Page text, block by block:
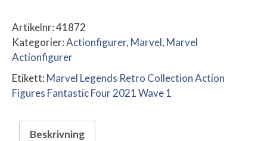
Artikelnr:41872
Kategorier:Actionfigurer, Marvel, Marvel
Actionfigurer
Etikett: Marvel Legends Retro Collection Action
Figures Fantastic Four 2021 Wave 1
Beskrivning